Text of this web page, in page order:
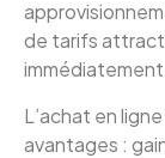
de tarifs
L’achat en
avantages :